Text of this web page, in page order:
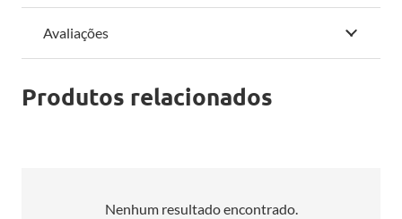
Avaliações
Produtos relacionados
Nenhum resultado encontrado.